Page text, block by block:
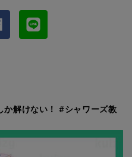
か解けない！ #シャワーズ教